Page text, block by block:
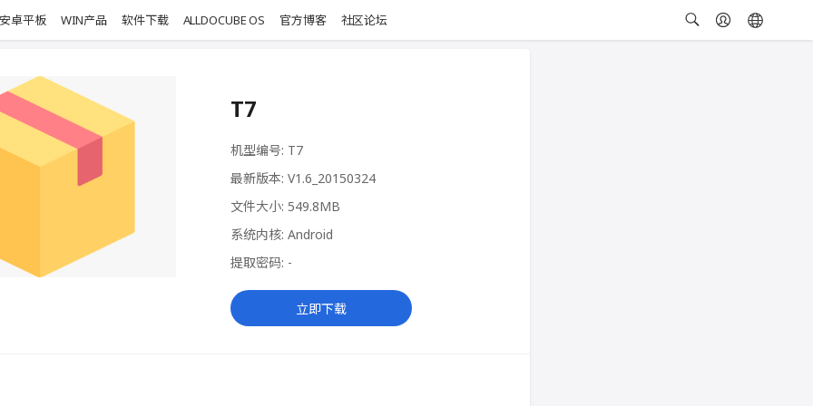
安卓平板 WIN产品 软件下载 ALLDOCUBE OS 官方博客 社区论坛
T7
机型编号: T7
最新版本: V1.6_20150324
文件大小: 549.8MB
系统内核: Android
提取密码: -
立即下载